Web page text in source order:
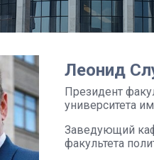
Леонид
Президент
университета
Заведующий
факультета